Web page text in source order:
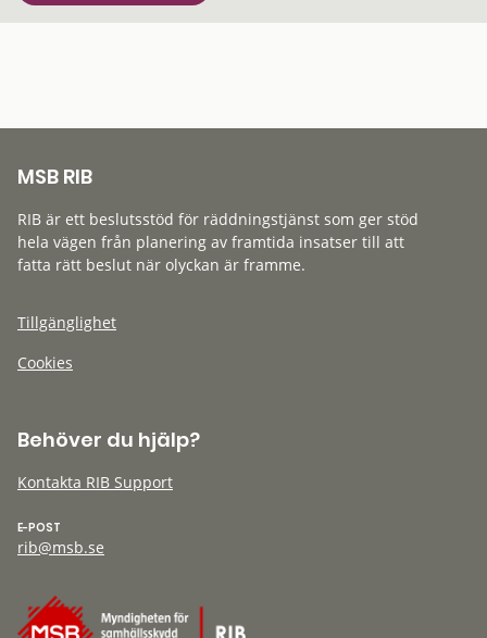
MSB RIB
RIB är ett beslutsstöd för räddningstjänst som ger stöd
hela vägen från planering av framtida insatser till att
fatta rätt beslut när olyckan är framme.
Tillgänglighet
Cookies
Behöver du hjälp?
Kontakta RIB Support
E-POST
rib@msb.se